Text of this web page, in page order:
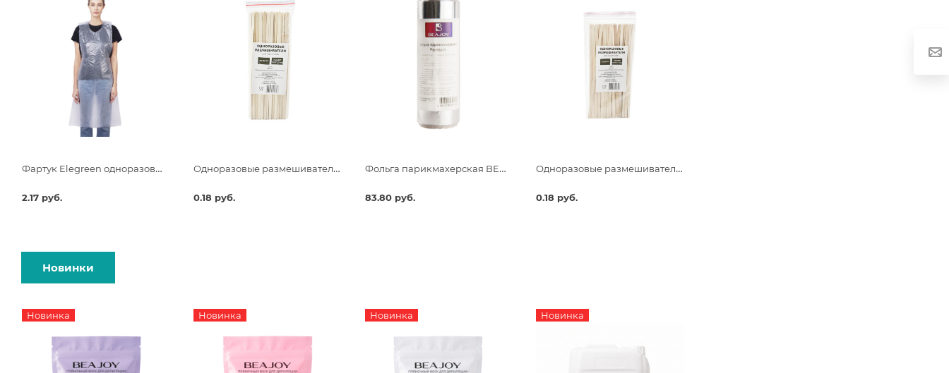
Фартук Elegreen одноразовый белый Премиум 68х120 п/э
2.17 руб.
Одноразовые размешиватели для чая и кофе, 190х6х1,3
0.18 руб.
Фольга парикмахерская BEAJOY Premium 18 мкм 25 м
83.80 руб.
Одноразовые размешиватели для чая и кофе, 190х6х1,3
0.18 руб.
Новинки
Новинка Новинка Новинка Новинка